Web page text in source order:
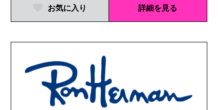
お気に入り 詳細を見る